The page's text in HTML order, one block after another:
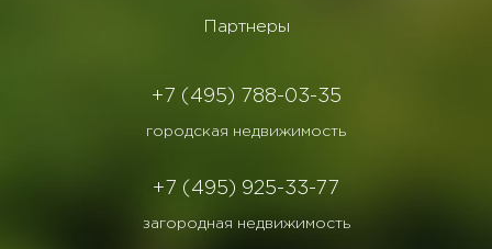
Партнеры
+7 (495) 788-03-35
городская недвижимость
+7 (495) 925-33-77
загородная недвижимость